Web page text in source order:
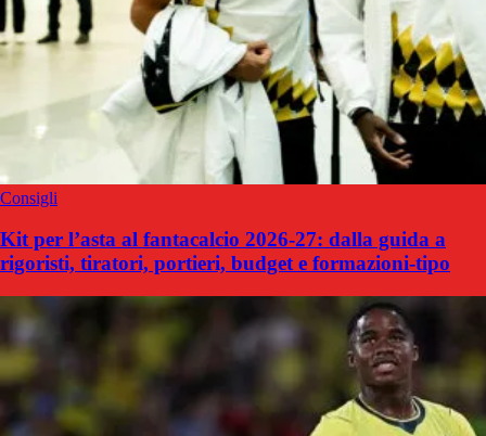
Consigli
Kit per l’asta al fantacalcio 2026-27: dalla guida a
rigoristi, tiratori, portieri, budget e formazioni-tipo